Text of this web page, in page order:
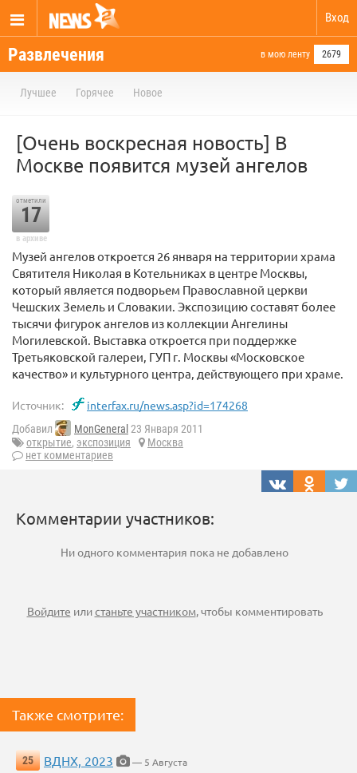
Вход
Развлечения в мою ленту 2679
Лучшее Горячее Новое
[Очень воскресная новость] В
Москве появится музей ангелов
отметили
17
в архиве
Музей ангелов откроется 26 января на территории храма
Святителя Николая в Котельниках в центре Москвы,
который является подворьем Православной церкви
Чешских Земель и Словакии. Экспозицию составят более
тысячи фигурок ангелов из коллекции Ангелины
Могилевской. Выставка откроется при поддержке
Третьяковской галереи, ГУП г. Москвы «Московское
качество» и культурного центра, действующего при храме.
Источник: interfax.ru/news.asp?id=174268
Добавил MonGeneral 23 Января 2011
открытие, экспозиция
Москва
нет комментариев
Комментарии участников:
Ни одного комментария пока не добавлено
Войдите илистаньте участником, чтобы комментировать
Также смотрите:
25 ВДНХ, 2023
— 5 Августа